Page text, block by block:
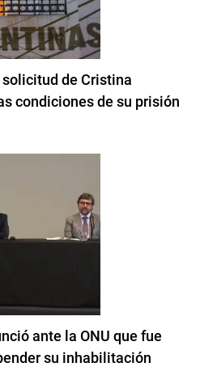
de Cristina
condiciones de su prisión
ante la ONU que fue
su inhabilitación